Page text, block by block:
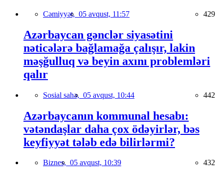
Cəmiyyət, 05 avqust, 11:57 429
Azərbaycan gənclər siyasətini
nəticələrə bağlamağa çalışır, lakin
məşğulluq və beyin axını problemləri
qalır
Sosial sahə, 05 avqust, 10:44 442
Azərbaycanın kommunal hesabı:
vətəndaşlar daha çox ödəyirlər, bəs
keyfiyyət tələb edə bilirlərmi?
Biznes, 05 avqust, 10:39 432